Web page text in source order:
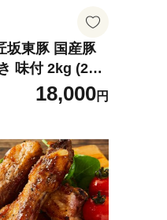
坂東豚 国産豚
味付 2kg (250
社坂東太郎 お
30日以内に出荷
送不可地域あ
18,000円